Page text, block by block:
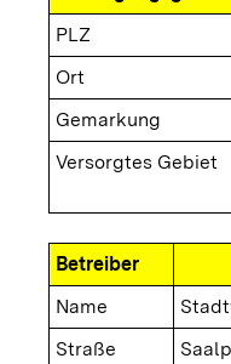
PLZ
Ort
Gemarkung
Versorgtes Gebiet
Betreiber
Name
Straße